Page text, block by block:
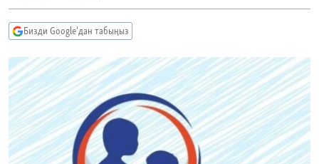
ДАНИСТЕ
ЭЖЕ-СИҢДИЛЕР
АЗАТТЫК+
ЫҢГАЙСЫЗ СУРООЛОР
Русский
ОНЛАЙН ШЕРИНЕ
Бизди Google'дан табыңыз